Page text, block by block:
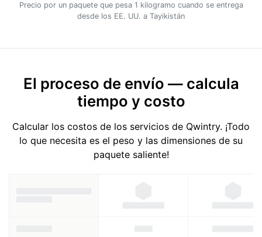
Precio por un paquete que pesa 1 kilogramo cuando se entrega
desde los EE. UU. a Tayikistán
El proceso de envío — calcula
tiempo y costo
Calcular los costos de los servicios de Qwintry. ¡Todo
lo que necesita es el peso y las dimensiones de su
paquete saliente!